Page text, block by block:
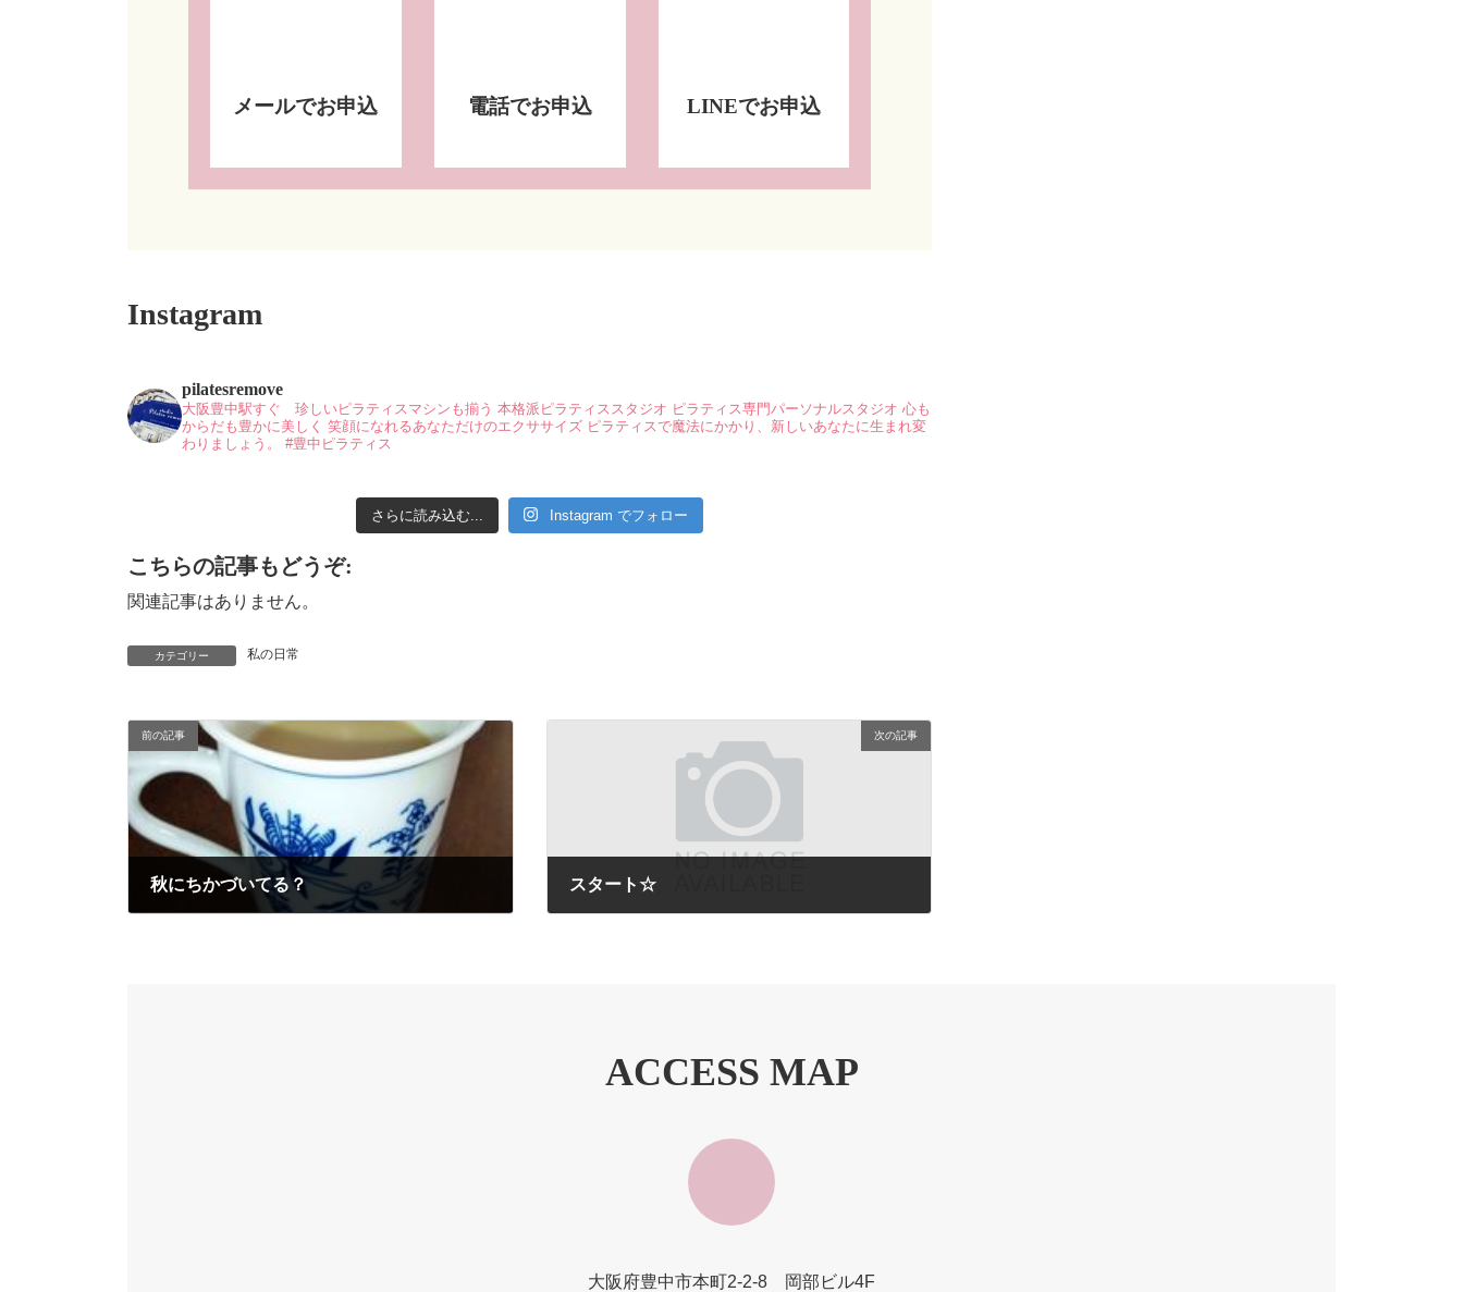
メールでお申込 電話でお申込 LINEでお申込
Instagram
pilatesremove
大阪豊中駅すぐ 珍しいピラティスマシンも揃う 本格派ピラティススタジオ ピラティス専門パーソナルスタジオ 心も
からだも豊かに美しく 笑顔になれるあなただけのエクササイズ ピラティスで魔法にかかり、新しいあなたに生まれ変
わりましょう。
#豊中ピラティス
さらに読み込む... Instagram でフォロー
こちらの記事もどうぞ:
関連記事はありません。
カテゴリー 私の日常
前の記事
秋にちかづいてる？
次の記事
スタート☆
ACCESS MAP
大阪府豊中市本町2-2-8 岡部ビル4F